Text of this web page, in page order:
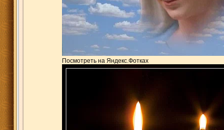
Посмотреть на Яндекс.Фотках